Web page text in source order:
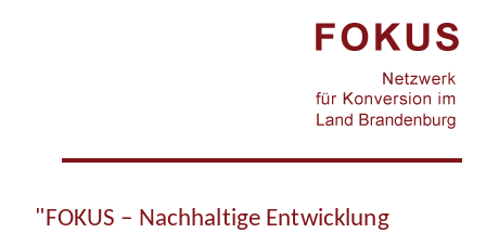
"FOKUS – Nachhaltige Entwicklung